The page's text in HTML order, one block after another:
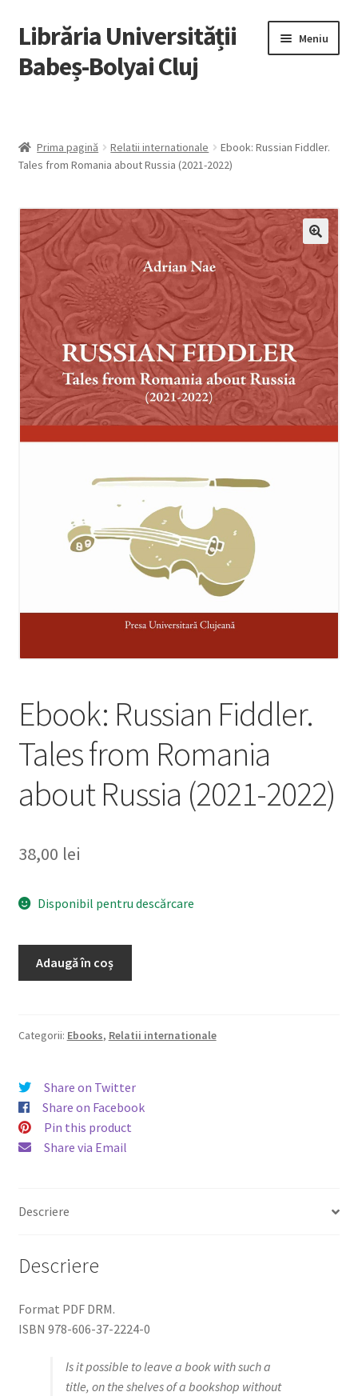
Sari
la
navigare
Sari
la
conținut
Librăria Universității
Babeș-Bolyai Cluj
Meniu
Lista autori
Cărți cu reducere
Ebooks
Open Access
Ghid pentru utilizarea ebook-urilor / Ebook Guide
Manuale lb. română
Colecții
Prima pagină Relatii internationale
Ebook: Russian Fiddler.
Tales from Romania about Russia (2021-2022)
Ebook: Russian Fiddler.
Tales from Romania
about Russia (2021-2022)
38,00 lei
Disponibil pentru descărcare
Tales
about
Russia
(2021-
2022)
Adaugă în coș
Categorii: Ebooks, Relatii internationale
Share on Twitter
Share on Facebook
Pin this product
Share via Email
Descriere
Descriere
Format PDF DRM.
ISBN 978-606-37-2224-0
Is it possible to leave a book with such a
title, on the shelves of a bookshop without